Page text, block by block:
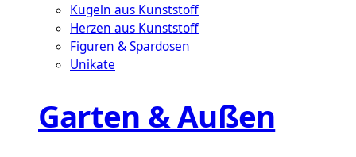
Kugeln aus Kunststoff
Herzen aus Kunststoff
Figuren & Spardosen
Unikate
Garten & Außen